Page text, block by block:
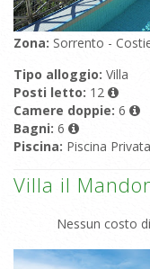
Zona: Sorrento -
Tipo alloggio: Villa
Posti letto: 12
Camere doppie: 6
Bagni: 6
Piscina: Piscina Privata
Villa il
Nessun costo